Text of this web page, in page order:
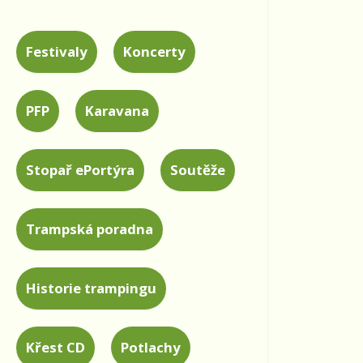
Festivaly Koncerty
PFP Karavana
Stopař ePortýra Soutěže
Trampská poradna
Historie trampingu
Křest CD Potlachy